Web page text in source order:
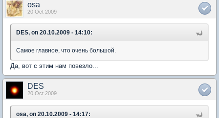
osa
20 Oct 2009
DES, on 20.10.2009 - 14:10:
Самое главное, что очень большой.
Да, вот с этим нам повезло...
DES
20 Oct 2009
osa, on 20.10.2009 - 14:17: